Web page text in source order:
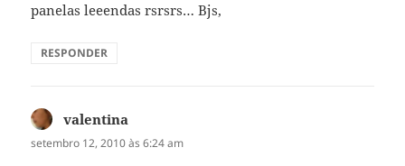
panelas leeendas rsrsrs… Bjs,
RESPONDER
valentina
setembro 12, 2010 às 6:24 am